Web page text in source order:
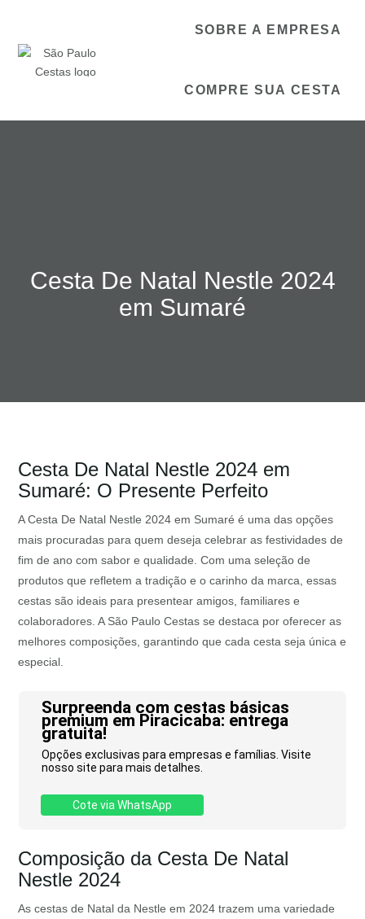
SOBRE A EMPRESA
COMPRE SUA CESTA
Cesta De Natal Nestle 2024
em Sumaré
Cesta De Natal Nestle 2024 em
Sumaré: O Presente Perfeito
A Cesta De Natal Nestle 2024 em Sumaré é uma das opções
mais procuradas para quem deseja celebrar as festividades de
fim de ano com sabor e qualidade. Com uma seleção de
produtos que refletem a tradição e o carinho da marca, essas
cestas são ideais para presentear amigos, familiares e
colaboradores. A São Paulo Cestas se destaca por oferecer as
melhores composições, garantindo que cada cesta seja única e
especial.
Surpreenda com cestas básicas
premium em Piracicaba: entrega
gratuita!
Opções exclusivas para empresas e famílias. Visite
nosso site para mais detalhes.
Cote via WhatsApp
Composição da Cesta De Natal
Nestle 2024
As cestas de Natal da Nestle em 2024 trazem uma variedade